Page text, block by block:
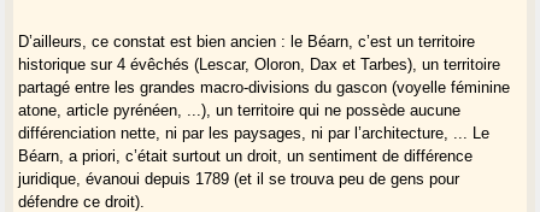
D’ailleurs, ce constat est bien ancien : le Béarn, c’est un territoire
historique sur 4 évêchés (Lescar, Oloron, Dax et Tarbes), un territoire
partagé entre les grandes macro-divisions du gascon (voyelle féminine
atone, article pyrénéen, ...), un territoire qui ne possède aucune
différenciation nette, ni par les paysages, ni par l’architecture, ... Le
Béarn, a priori, c’était surtout un droit, un sentiment de différence
juridique, évanoui depuis 1789 (et il se trouva peu de gens pour
défendre ce droit).